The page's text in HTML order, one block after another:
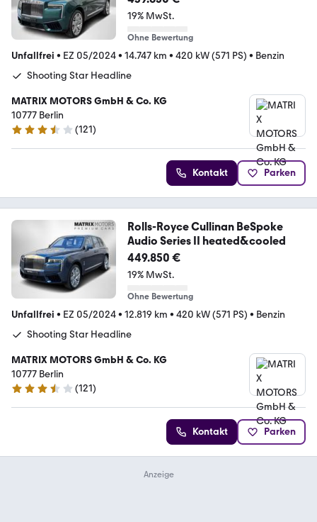
19% MwSt.
Ohne Bewertung
Unfallfrei • EZ 05/2024• 14.747 km • 420 kW (571 PS) • Benzin
Shooting Star Headline
MATRIX MOTORS GmbH & Co. KG
10777 Berlin
3.3 Sterne
(121)
Kontakt Parken
Rolls-Royce Cullinan BeSpoke
Audio Series II heated&cooled
449.850 €
19% MwSt.
Ohne Bewertung
Unfallfrei • EZ 05/2024• 12.819 km • 420 kW (571 PS) • Benzin
Shooting Star Headline
MATRIX MOTORS GmbH & Co. KG
10777 Berlin
3.3 Sterne
(121)
Kontakt Parken